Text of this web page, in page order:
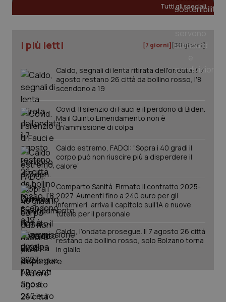
Tutti gli speciali
I più letti [7 giorni] [30 giorni]
Caldo, segnali di lenta ritirata dell'ondata: il 7
agosto restano 26 città da bollino rosso, l'8
scendono a 19
Covid. Il silenzio di Fauci e il perdono di Biden.
Ma il Quinto Emendamento non è
un’ammissione di colpa
Caldo estremo, FADOI: “Sopra i 40 gradi il
corpo può non riuscire più a disperdere il
calore”
Comparto Sanità. Firmato il contratto 2025-
2027. Aumenti fino a 240 euro per gli
infermieri, arriva il capitolo sull'IA e nuove
tutele per il personale
Caldo, l’ondata prosegue. Il 7 agosto 26 città
restano da bollino rosso, solo Bolzano torna
in giallo
PHPSESSID
www.quotidianosanita.it